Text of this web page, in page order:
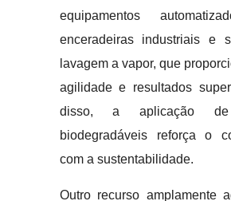
equipamentos
enceradeiras industriais e
lavagem a vapor, que
agilidade e resultados
disso, a aplicação de
biodegradáveis reforça o
com a sustentabilidade.
Outro recurso amplamente